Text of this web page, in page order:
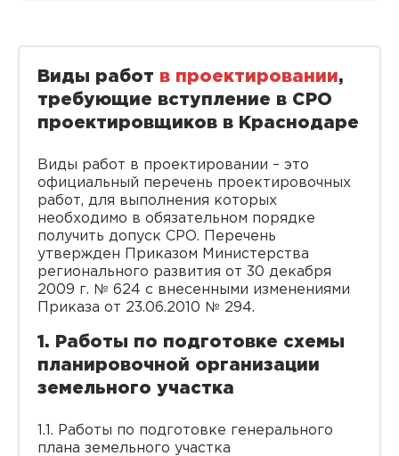
Виды работ в проектировании,
требующие вступление в СРО
проектировщиков в Краснодаре
Виды работ в проектировании – это
официальный перечень проектировочных
работ, для выполнения которых
необходимо в обязательном порядке
получить допуск СРО. Перечень
утвержден Приказом Министерства
регионального развития от 30 декабря
2009 г. № 624 с внесенными изменениями
Приказа от 23.06.2010 № 294.
1. Работы по подготовке схемы
планировочной организации
земельного участка
1.1. Работы по подготовке генерального
плана земельного участка